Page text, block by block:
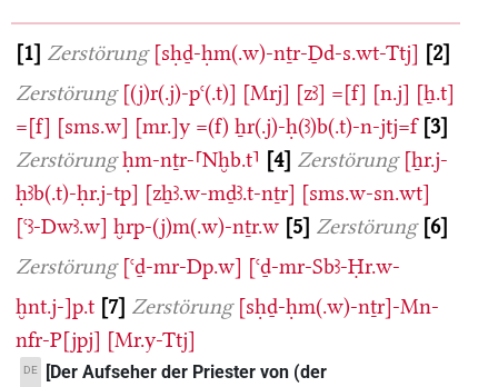
1 Zerstörung [sḥḏ-ḥm(.w)-nṯr-Ḏd-s.wt-Ttj]
2
Zerstörung [(j)r(.j)-pꜥ(.t)] [Mrj] [zꜣ] =[f] [n.j] [ẖ.t]
=[f] [sms.w] [mr.]y =(f) ẖr(.j)-ḥ(ꜣ)b(.t)-n-jtj=f 3
Zerstörung ḥm-nṯr-⸢Nḫb.t⸣ 4 Zerstörung [ẖr.j-
ḥꜣb(.t)-ḥr.j-tp] [zẖꜣ.w-mḏꜣ.t-nṯr] [sms.w-sn.wt]
[ꜥꜣ-Dwꜣ.w] ḫrp-(j)m(.w)-nṯr.w 5 Zerstörung 6
Zerstörung [ꜥḏ-mr-Dp.w] [ꜥḏ-mr-Sbꜣ-Ḥr.w-
ḫnt.j-]p.t 7 Zerstörung [sḥḏ-ḥm(.w)-nṯr]-Mn-
nfr-P[jpj] [Mr.y-Ttj]
DE
[Der Aufseher der Priester von (der